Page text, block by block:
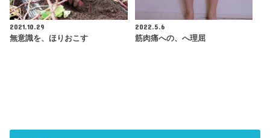
2021.10.29
無意識を、ほりおこす
2022.5.6
筋肉痛への、へ理屈